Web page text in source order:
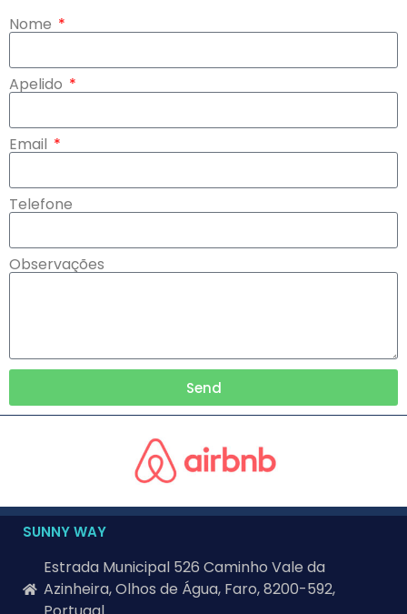
Nome
Apelido
Email
Telefone
Observações
Send
SUNNY WAY
Estrada Municipal 526 Caminho Vale da
Azinheira, Olhos de Água, Faro, 8200-592,